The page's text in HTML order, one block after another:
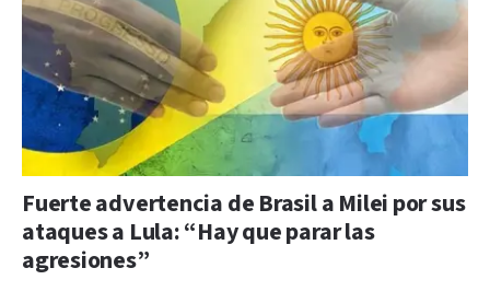
Fuerte advertencia de Brasil a Milei por sus
ataques a Lula: “Hay que parar las
agresiones”